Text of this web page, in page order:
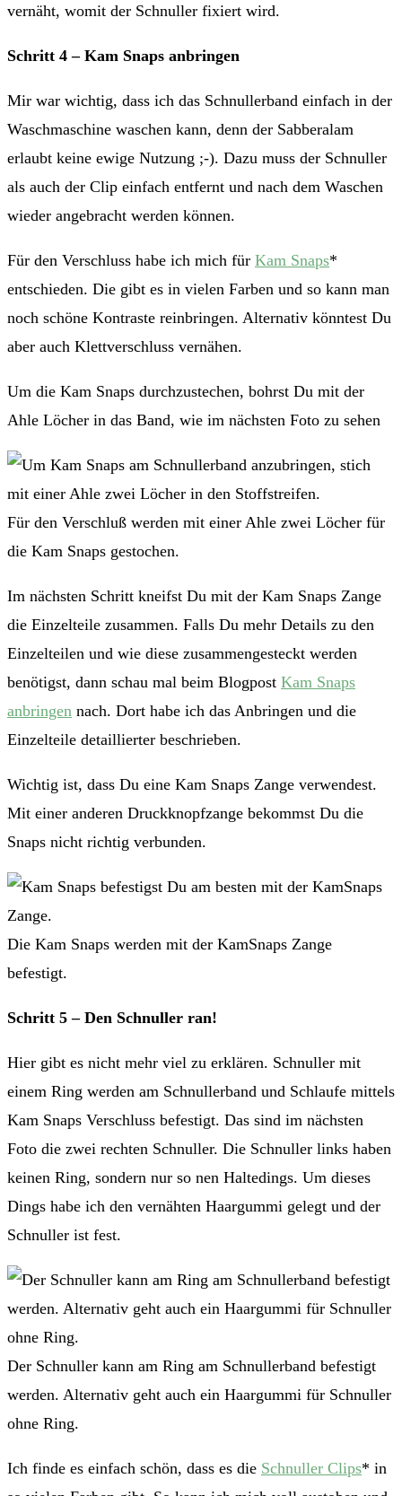
vernäht, womit der Schnuller fixiert wird.
Schritt 4 – Kam Snaps anbringen
Mir war wichtig, dass ich das Schnullerband einfach in der
Waschmaschine waschen kann, denn der Sabberalam
erlaubt keine ewige Nutzung ;-). Dazu muss der Schnuller
als auch der Clip einfach entfernt und nach dem Waschen
wieder angebracht werden können.
Für den Verschluss habe ich mich für Kam Snaps*
entschieden. Die gibt es in vielen Farben und so kann man
noch schöne Kontraste reinbringen. Alternativ könntest Du
aber auch Klettverschluss vernähen.
Um die Kam Snaps durchzustechen, bohrst Du mit der
Ahle Löcher in das Band, wie im nächsten Foto zu sehen
Für den Verschluß werden mit einer Ahle zwei Löcher für
die Kam Snaps gestochen.
Im nächsten Schritt kneifst Du mit der Kam Snaps Zange
die Einzelteile zusammen. Falls Du mehr Details zu den
Einzelteilen und wie diese zusammengesteckt werden
benötigst, dann schau mal beim Blogpost Kam Snaps
anbringen nach. Dort habe ich das Anbringen und die
Einzelteile detaillierter beschrieben.
Wichtig ist, dass Du eine Kam Snaps Zange verwendest.
Mit einer anderen Druckknopfzange bekommst Du die
Snaps nicht richtig verbunden.
Die Kam Snaps werden mit der KamSnaps Zange
befestigt.
Schritt 5 – Den Schnuller ran!
Hier gibt es nicht mehr viel zu erklären. Schnuller mit
einem Ring werden am Schnullerband und Schlaufe mittels
Kam Snaps Verschluss befestigt. Das sind im nächsten
Foto die zwei rechten Schnuller. Die Schnuller links haben
keinen Ring, sondern nur so nen Haltedings. Um dieses
Dings habe ich den vernähten Haargummi gelegt und der
Schnuller ist fest.
Der Schnuller kann am Ring am Schnullerband befestigt
werden. Alternativ geht auch ein Haargummi für Schnuller
ohne Ring.
Ich finde es einfach schön, dass es die Schnuller Clips* in